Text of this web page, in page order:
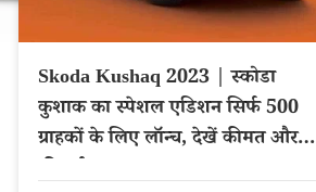
Skoda Kushaq 2023 | स्कोडा
कुशाक का स्पेशल एडिशन सिर्फ 500
ग्राहकों के लिए लॉन्च, देखें कीमत और